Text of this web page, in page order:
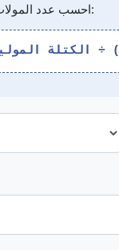
احسب عدد المولات من كتلة مادة باستخدام المعادلة:
÷ الكتلة